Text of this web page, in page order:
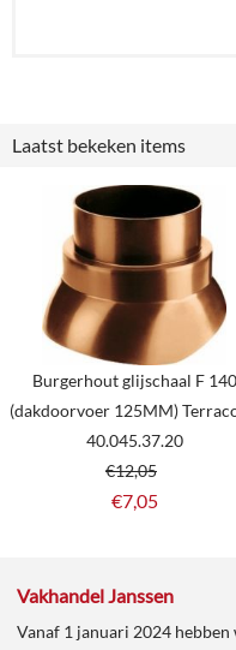
Laatst bekeken items
Burgerhout glijschaal F 140
(dakdoorvoer 125MM)
40.045.37.20
€12,05
€7,05
Vakhandel Janssen
Vanaf 1 januari 2024 hebben